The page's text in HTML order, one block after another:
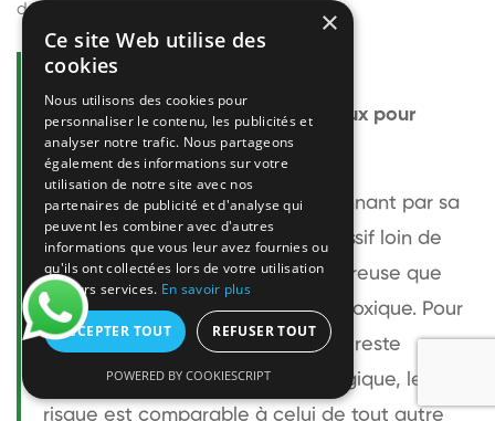
découvrir
Questions fréquentes
Le frelon européen est-il dangereux pour
l'homme ?
Le frelon européen est impressionnant par sa
taille mais relativement peu agressif loin de
son nid. Sa piqûre est plus douloureuse que
celle d'une guêpe sans être plus toxique. Pour
une personne non allergique, elle reste
bénigne. Pour une personne allergique, le
risque est comparable à celui de tout autre
×
Ce site Web utilise des
cookies
Nous utilisons des cookies pour
personnaliser le contenu, les publicités et
analyser notre trafic. Nous partageons
également des informations sur votre
utilisation de notre site avec nos
partenaires de publicité et d'analyse qui
peuvent les combiner avec d'autres
informations que vous leur avez fournies ou
qu'ils ont collectées lors de votre utilisation
de leurs services. En savoir plus
ACCEPTER TOUT REFUSER TOUT
POWERED BY COOKIESCRIPT